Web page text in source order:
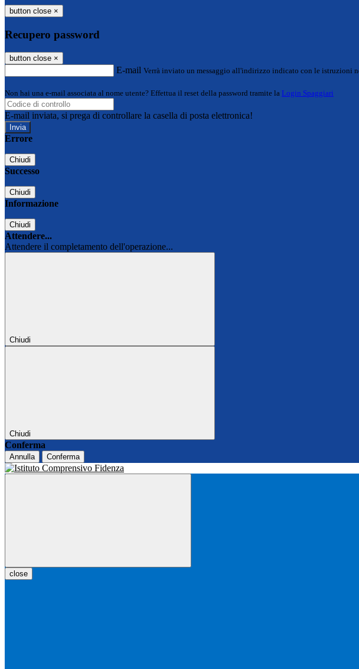
button close ×
Recupero password
button close ×
E-mail Verrà inviato un messaggio all'indirizzo indicato con le istruzioni
Non hai una e-mail associata al nome utente? Effettua il reset della password tramite la Login Spaggiari
E-mail inviata, si prega di controllare la casella di posta elettronica!
Errore
Chiudi
Successo
Chiudi
Informazione
Chiudi
Attendere...
Attendere il completamento dell'operazione...
Chiudi
Chiudi
Conferma
Annulla Conferma
close